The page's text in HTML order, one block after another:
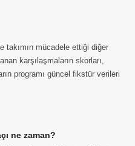
takımın mücadele ettiği diğer
karşılaşmaların skorları,
programı güncel fikstür verileri
ne zaman?